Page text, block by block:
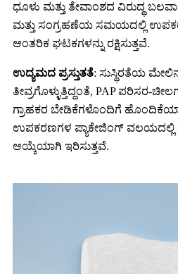
ಧೂಳು ಮತ್ತು ತೇವಾಂಶದ ವಿರುದ್ಧ
ಮತ್ತು ಸಂಗ್ರಹಣೆಯ ಸಮಯದಲ್ಲಿ
ಆಂತರಿಕ ಘಟಕಗಳನ್ನು ರಕ್ಷಿಸುತ್ತವೆ.
ಉದ್ಯಮದ ಪ್ರಸ್ತುತತೆ: ಸುಸ್ಥಿರತೆಯ
ತೀವ್ರಗೊಳ್ಳುತ್ತಿದ್ದಂತೆ, PAP ಪರಿಸರ-
ಗ್ರಾಹಕರ ಬೇಡಿಕೆಗಳೊಂದಿಗೆ
ಉಪಕರಣಗಳ ಪ್ಯಾಕೇಜಿಂಗ್ ವಲಯದಲ್ಲಿ
ಆಯ್ಕೆಯಾಗಿ ಇರಿಸುತ್ತವೆ.